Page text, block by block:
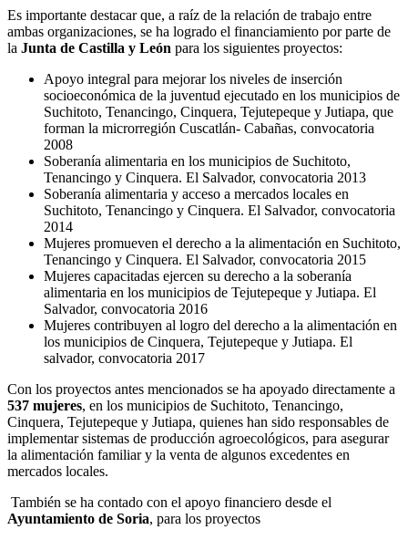
Es importante destacar que, a raíz de la relación de trabajo entre
ambas organizaciones, se ha logrado el financiamiento por parte de
la Junta de Castilla y León para los siguientes proyectos:
Apoyo integral para mejorar los niveles de inserción
socioeconómica de la juventud ejecutado en los municipios de
Suchitoto, Tenancingo, Cinquera, Tejutepeque y Jutiapa, que
forman la microrregión Cuscatlán- Cabañas, convocatoria
2008
Soberanía alimentaria en los municipios de Suchitoto,
Tenancingo y Cinquera. El Salvador, convocatoria 2013
Soberanía alimentaria y acceso a mercados locales en
Suchitoto, Tenancingo y Cinquera. El Salvador, convocatoria
2014
Mujeres promueven el derecho a la alimentación en Suchitoto,
Tenancingo y Cinquera. El Salvador, convocatoria 2015
Mujeres capacitadas ejercen su derecho a la soberanía
alimentaria en los municipios de Tejutepeque y Jutiapa. El
Salvador, convocatoria 2016
Mujeres contribuyen al logro del derecho a la alimentación en
los municipios de Cinquera, Tejutepeque y Jutiapa. El
salvador, convocatoria 2017
Con los proyectos antes mencionados se ha apoyado directamente a
537 mujeres, en los municipios de Suchitoto, Tenancingo,
Cinquera, Tejutepeque y Jutiapa, quienes han sido responsables de
implementar sistemas de producción agroecológicos, para asegurar
la alimentación familiar y la venta de algunos excedentes en
mercados locales.
También se ha contado con el apoyo financiero desde el
Ayuntamiento de Soria, para los proyectos